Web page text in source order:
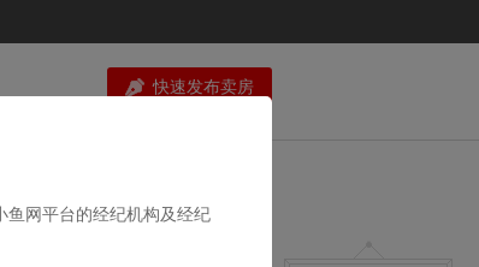
快速发布卖房
鱼网平台的经纪机构及经纪